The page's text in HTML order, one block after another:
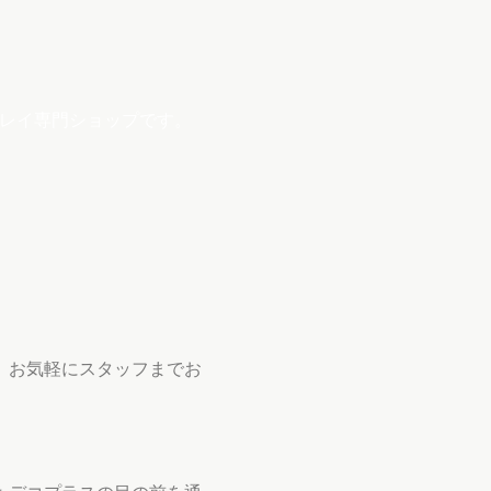
イ専門ショップです。
お気軽にスタッフまでお